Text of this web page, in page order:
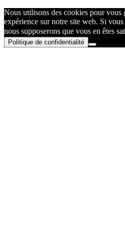
Nous utilisons des cookies pour vous
expérience sur notre site web. Si
nous supposerons que vous en êtes
Politique de confidentialité